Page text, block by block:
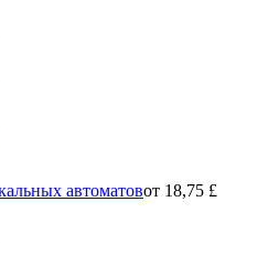
автоматовот 18,75 £